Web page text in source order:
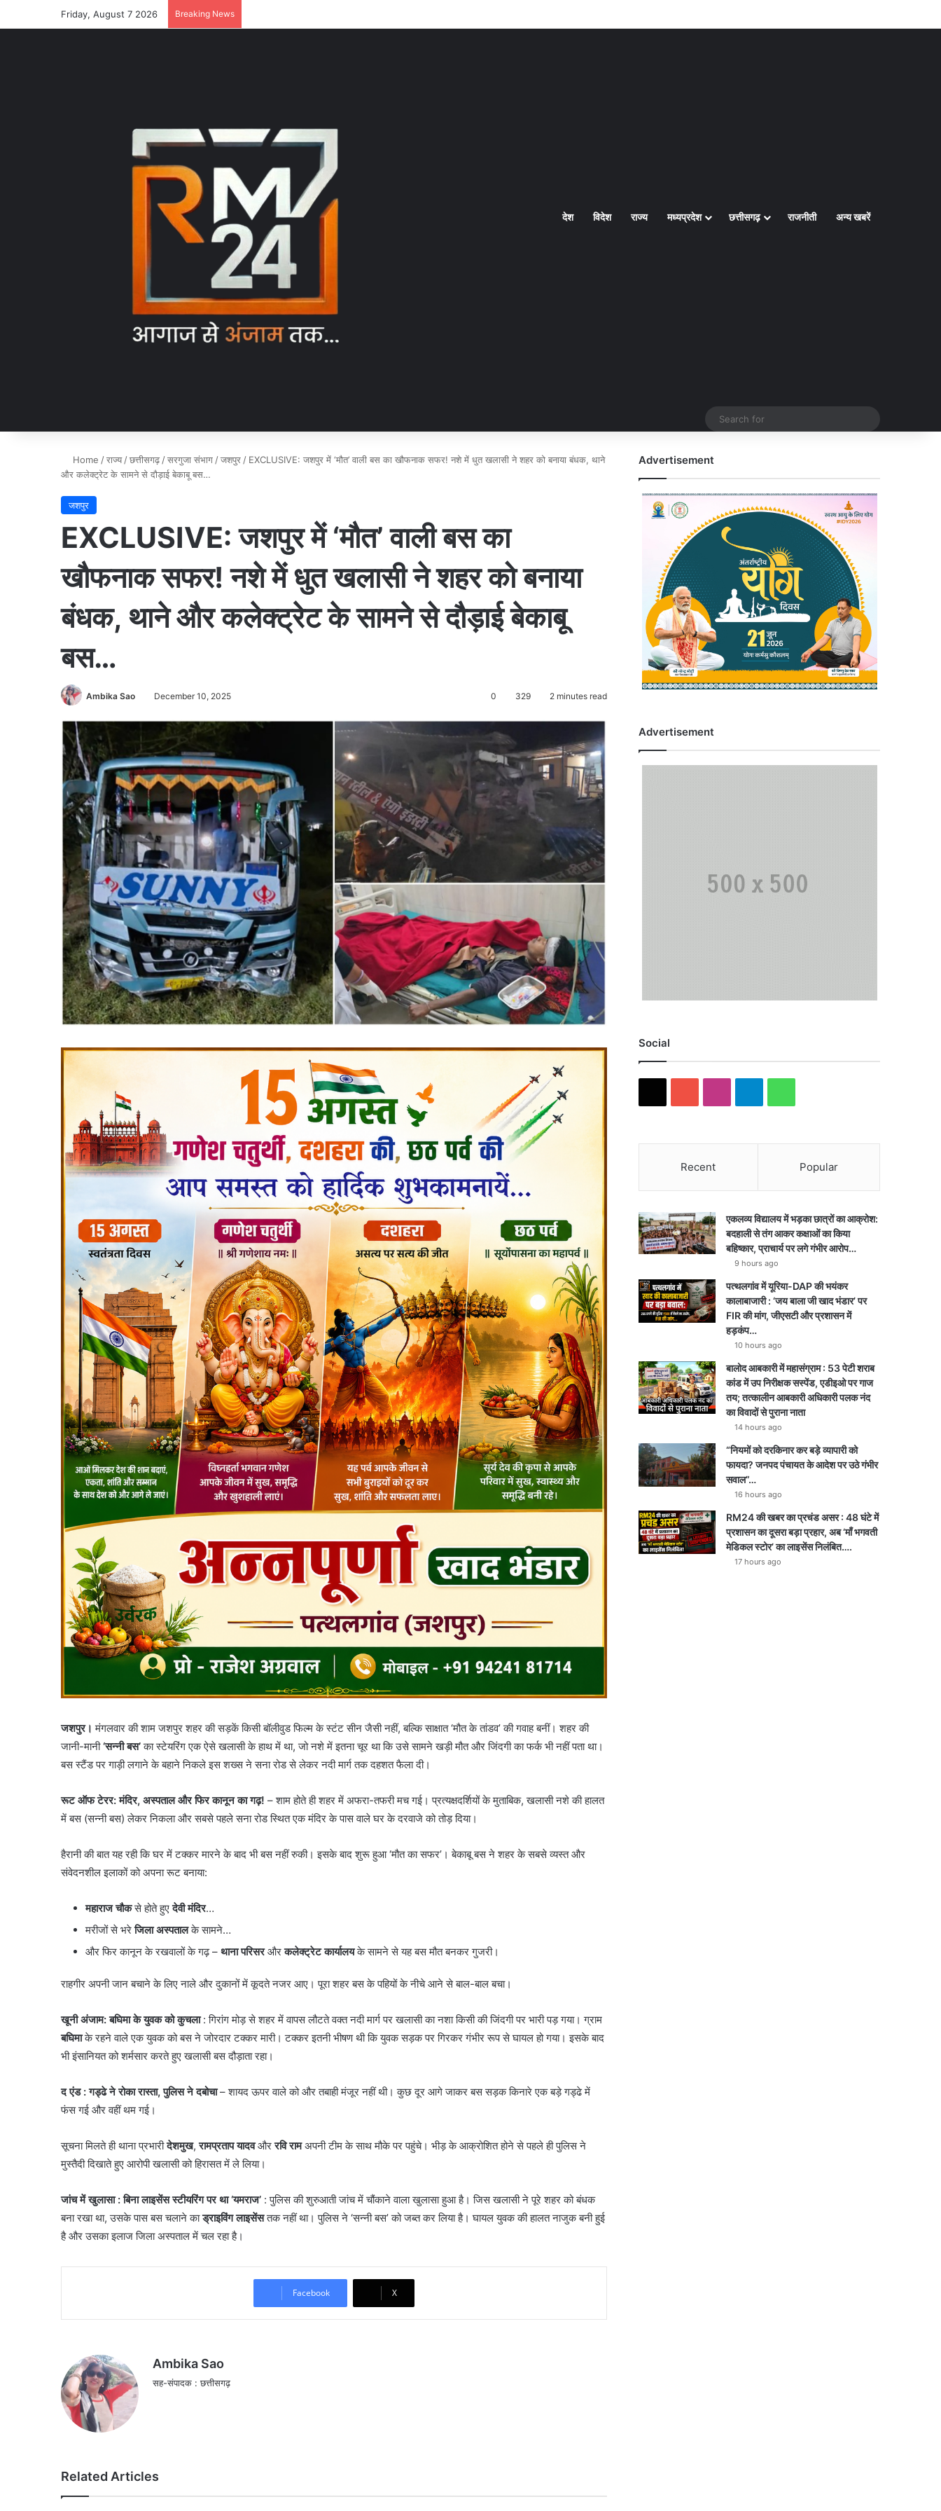
Friday, August 7 2026 Breaking News
Homeदेश विदेश राज्य मध्यप्रदेश छत्तीसगढ़ राजनीती अन्य खबरें
Home /राज्य /छत्तीसगढ़ /सरगुजा संभाग /जशपुर / EXCLUSIVE: जशपुर में ‘मौत’ वाली बस का खौफनाक सफर! नशे में धुत खलासी ने शहर को बनाया बंधक, थाने
और कलेक्ट्रेट के सामने से दौड़ाई बेकाबू बस…
जशपुर
EXCLUSIVE: जशपुर में ‘मौत’ वाली बस का
खौफनाक सफर! नशे में धुत खलासी ने शहर को बनाया
बंधक, थाने और कलेक्ट्रेट के सामने से दौड़ाई बेकाबू
बस…
Ambika Sao December 10, 2025 0 329 2 minutes read
जशपुर। मंगलवार की शाम जशपुर शहर की सड़कें किसी बॉलीवुड फिल्म के स्टंट सीन जैसी नहीं, बल्कि साक्षात ‘मौत के तांडव’ की गवाह बनीं। शहर की
जानी-मानी‘सन्नी बस’का स्टेयरिंग एक ऐसे खलासी के हाथ में था, जो नशे में इतना चूर था कि उसे सामने खड़ी मौत और जिंदगी का फर्क भी नहीं पता था।
बस स्टैंड पर गाड़ी लगाने के बहाने निकले इस शख्स ने सना रोड से लेकर नदी मार्ग तक दहशत फैला दी।
रूट ऑफ टेरर: मंदिर, अस्पताल और फिर कानून का गढ़! – शाम होते ही शहर में अफरा-तफरी मच गई। प्रत्यक्षदर्शियों के मुताबिक, खलासी नशे की हालत
में बस (सन्नी बस) लेकर निकला और सबसे पहले सना रोड स्थित एक मंदिर के पास वाले घर के दरवाजे को तोड़ दिया।
हैरानी की बात यह रही कि घर में टक्कर मारने के बाद भी बस नहीं रुकी। इसके बाद शुरू हुआ ‘मौत का सफर’। बेकाबू बस ने शहर के सबसे व्यस्त और
संवेदनशील इलाकों को अपना रूट बनाया:
महाराज चौकसे होते हुएदेवी मंदिर…
​मरीजों से भरेजिला अस्पतालके सामने…
और फिर कानून के रखवालों के गढ़ – थाना परिसरऔरकलेक्ट्रेट कार्यालयके सामने से यह बस मौत बनकर गुजरी।
​राहगीर अपनी जान बचाने के लिए नाले और दुकानों में कूदते नजर आए। पूरा शहर बस के पहियों के नीचे आने से बाल-बाल बचा।
खूनी अंजाम: बघिमा के युवक को कुचला: गिरांग मोड़ से शहर में वापस लौटते वक्त नदी मार्ग पर खलासी का नशा किसी की जिंदगी पर भारी पड़ गया। ग्राम
बघिमाके रहने वाले एक युवक को बस ने जोरदार टक्कर मारी। टक्कर इतनी भीषण थी कि युवक सड़क पर गिरकर गंभीर रूप से घायल हो गया। इसके बाद
भी इंसानियत को शर्मसार करते हुए खलासी बस दौड़ाता रहा।
द एंड : गड्ढे ने रोका रास्ता, पुलिस ने दबोचा– शायद ऊपर वाले को और तबाही मंजूर नहीं थी। कुछ दूर आगे जाकर बस सड़क किनारे एक बड़े गड्ढे में
फंस गई और वहीं थम गई।
सूचना मिलते ही थाना प्रभारीदेशमुख,रामप्रताप यादवऔररवि रामअपनी टीम के साथ मौके पर पहुंचे। भीड़ के आक्रोशित होने से पहले ही पुलिस ने
मुस्तैदी दिखाते हुए आरोपी खलासी को हिरासत में ले लिया।
जांच में खुलासा : बिना लाइसेंस स्टीयरिंग पर था ‘यमराज’ : पुलिस की शुरुआती जांच में चौंकाने वाला खुलासा हुआ है। जिस खलासी ने पूरे शहर को बंधक
बना रखा था, उसके पास बस चलाने काड्राइविंग लाइसेंसतक नहीं था। पुलिस ने ‘सन्नी बस’ को जब्त कर लिया है। घायल युवक की हालत नाजुक बनी हुई
है और उसका इलाज जिला अस्पताल में चल रहा है।
Facebook X
Ambika Sao
सह-संपादक : छत्तीसगढ़
Related Articles
Advertisement
Advertisement
Social
Recent Popular
एकलव्य विद्यालय में भड़का छात्रों का आक्रोश:
बदहाली से तंग आकर कक्षाओं का किया
बहिष्कार, प्राचार्य पर लगे गंभीर आरोप…
9 hours ago
पत्थलगांव में यूरिया-DAP की भयंकर
कालाबाजारी : ‘जय बाला जी खाद भंडार’ पर
FIR की मांग, जीएसटी और प्रशासन में
हड़कंप…
10 hours ago
बालोद आबकारी में महासंग्राम : 53 पेटी शराब
कांड में उप निरीक्षक सस्पेंड, एडीइओ पर गाज
तय; तत्कालीन आबकारी अधिकारी पलक नंद
का विवादों से पुराना नाता
14 hours ago
“नियमों को दरकिनार कर बड़े व्यापारी को
फायदा? जनपद पंचायत के आदेश पर उठे गंभीर
सवाल”…
16 hours ago
RM24 की खबर का प्रचंड असर : 48 घंटे में
प्रशासन का दूसरा बड़ा प्रहार, अब ‘माँ भगवती
मेडिकल स्टोर’ का लाइसेंस निलंबित….
17 hours ago